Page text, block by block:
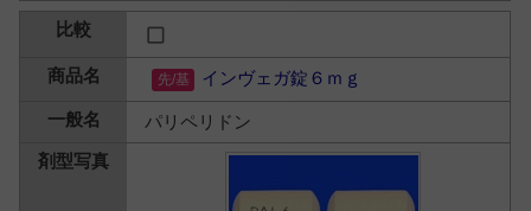
インヴェガ錠６ｍｇ
パリペリドン